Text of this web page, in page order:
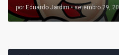
por Eduardo Jardim • setembro 29,